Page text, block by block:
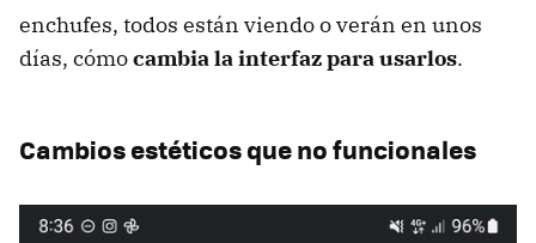
enchufes, todos están viendo o verán en unos
días, cómocambia la interfaz para usarlos.
Cambios estéticos que no funcionales